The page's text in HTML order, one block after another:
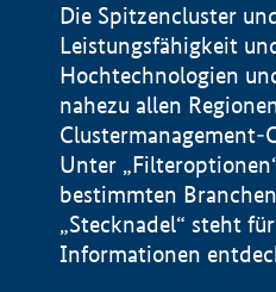
Die Spitzencluster
Leistungsfähigkeit
Hochtechnologien
nahezu allen
Clustermanagement-
Unter
bestimmten
„Stecknadel“ steht
Informationen